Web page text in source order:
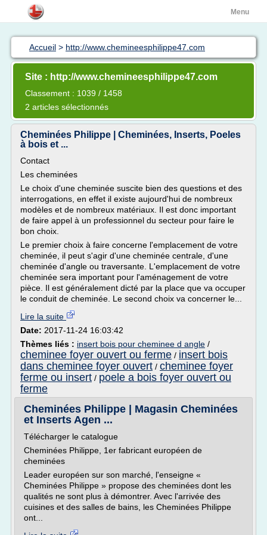
Menu
Accueil > http://www.chemineesphilippe47.com
Site : http://www.chemineesphilippe47.com
Classement : 1039 / 1458
2 articles sélectionnés
Cheminées Philippe | Cheminées, Inserts, Poeles
à bois et ...
Contact
Les cheminées
Le choix d'une cheminée suscite bien des questions et des
interrogations, en effet il existe aujourd'hui de nombreux
modèles et de nombreux matériaux. Il est donc important
de faire appel à un professionnel du secteur pour faire le
bon choix.
Le premier choix à faire concerne l'emplacement de votre
cheminée, il peut s'agir d'une cheminée centrale, d'une
cheminée d'angle ou traversante. L'emplacement de votre
cheminée sera important pour l'aménagement de votre
pièce. Il est généralement dicté par la place que va occuper
le conduit de cheminée. Le second choix va concerner le...
Lire la suite
Date: 2017-11-24 16:03:42
Thèmes liés : insert bois pour cheminee d angle /
cheminee foyer ouvert ou ferme / insert bois
dans cheminee foyer ouvert / cheminee foyer
ferme ou insert / poele a bois foyer ouvert ou
ferme
Cheminées Philippe | Magasin Cheminées
et Inserts Agen ...
Télécharger le catalogue
Cheminées Philippe, 1er fabricant européen de
cheminées
Leader européen sur son marché, l'enseigne «
Cheminées Philippe » propose des cheminées dont les
qualités ne sont plus à démontrer. Avec l'arrivée des
cuisines et des salles de bains, les Cheminées Philippe
ont...